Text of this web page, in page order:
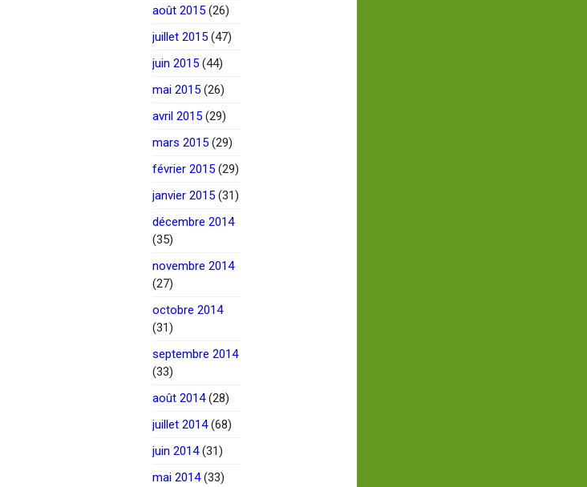
août 2015 (26)
juillet 2015 (47)
juin 2015 (44)
mai 2015 (26)
avril 2015 (29)
mars 2015 (29)
février 2015 (29)
janvier 2015 (31)
décembre 2014
(35)
novembre 2014
(27)
octobre 2014
(31)
septembre 2014
(33)
août 2014(28)
juillet 2014(68)
juin 2014(31)
mai 2014(33)